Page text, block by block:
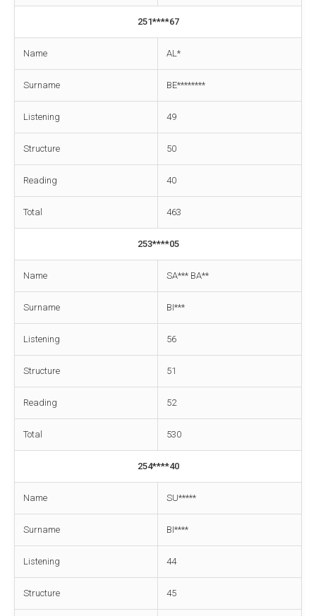
251****67
Name AL*
Surname BE********
Listening 49
Structure 50
Reading 40
Total 463
253****05
Name SA*** BA**
Surname BI***
Listening 56
Structure 51
Reading 52
Total 530
254****40
Name SU*****
Surname BI****
Listening 44
Structure 45